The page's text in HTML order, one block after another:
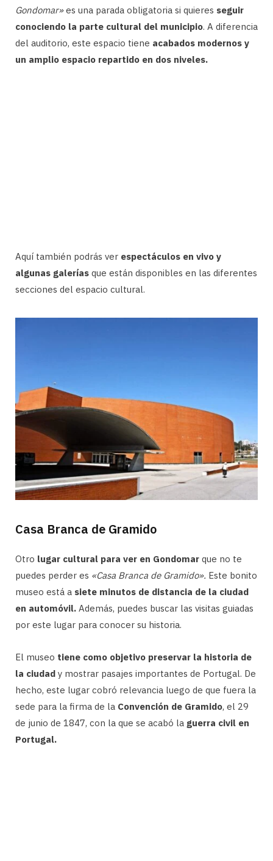
Gondomar»es una parada obligatoria si quieres seguir
conociendo la parte cultural del municipio. A diferencia
del auditorio, este espacio tiene acabados modernos y
un amplio espacio repartido en dos niveles.
Aquí también podrás ver espectáculos en vivo y
algunas galerías que están disponibles en las diferentes
secciones del espacio cultural.
Casa Branca de Gramido
Otro lugar cultural para ver en Gondomar que no te
puedes perder es «Casa Branca de Gramido». Este bonito
museo está a siete minutos de distancia de la ciudad
en automóvil. Además, puedes buscar las visitas guiadas
por este lugar para conocer su historia.
El museo tiene como objetivo preservar la historia de
la ciudad y mostrar pasajes importantes de Portugal. De
hecho, este lugar cobró relevancia luego de que fuera la
sede para la firma de la Convención de Gramido, el 29
de junio de 1847, con la que se acabó la guerra civil en
Portugal.